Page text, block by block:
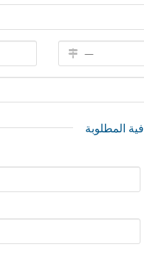
المطلوبة